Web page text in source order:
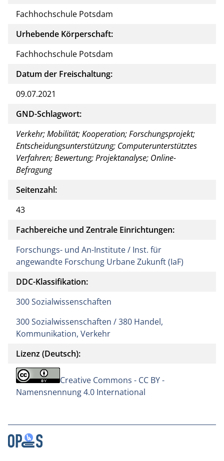
Fachhochschule Potsdam
Urhebende Körperschaft:
Fachhochschule Potsdam
Datum der Freischaltung:
09.07.2021
GND-Schlagwort:
Verkehr; Mobilität; Kooperation; Forschungsprojekt;
Entscheidungsunterstützung; Computerunterstütztes
Verfahren; Bewertung; Projektanalyse; Online-
Befragung
Seitenzahl:
43
Fachbereiche und Zentrale Einrichtungen:
Forschungs- und An-Institute / Inst. für
angewandte Forschung Urbane Zukunft (IaF)
DDC-Klassifikation:
300 Sozialwissenschaften
300 Sozialwissenschaften / 380 Handel,
Kommunikation, Verkehr
Lizenz (Deutsch):
Creative Commons - CC BY -
Namensnennung 4.0 International